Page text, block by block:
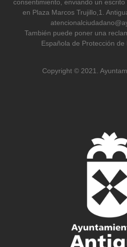
consentimiento, enviando un
en Plaza Marcos Trujillo,1.
También puede poner una
Española de Protección
Copyright © 2021.